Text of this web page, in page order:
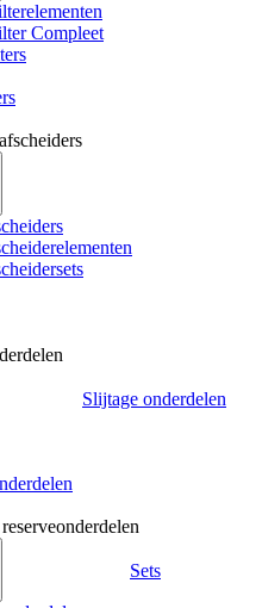
Compleet
Slijtage onderdelen
reserveonderdelen
Sets